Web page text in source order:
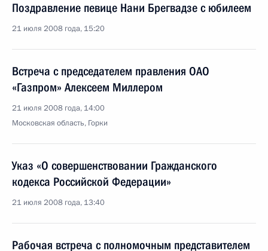
Поздравление певице Нани Брегвадзе с юбилеем
21 июля 2008 года, 15:20
Встреча с председателем правления ОАО
«Газпром» Алексеем Миллером
21 июля 2008 года, 14:00
Московская область, Горки
Указ «О совершенствовании Гражданского
кодекса Российской Федерации»
21 июля 2008 года, 13:40
Рабочая встреча с полномочным представителем